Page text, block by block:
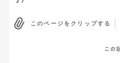
このページをクリップする
この